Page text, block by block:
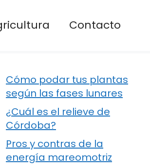
Contacto
Cómo podar tus plantas
según las fases lunares
¿Cuál es el relieve de
Córdoba?
Pros y contras de la
energía mareomotriz